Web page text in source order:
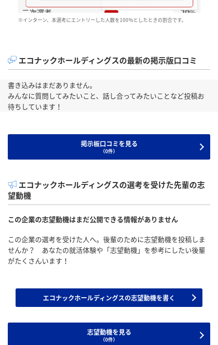
※インターン、本選考にエントリーした人数を100％としたときの割合です。
エコナックホールディングスの最新の掲示版口コミ
書き込みはまだありません。
みんなに質問してみたいこと、話し合ってみたいことなど投稿お
待ちしています！
掲示板口コミを見る
（0件）
エコナックホールディングスの選考を受けた先輩の志
望動機
この企業の志望動機はまだ公開できる情報がありません
この企業の選考を受けた人へ。後輩のために志望動機を投稿しま
せんか？ あなたの就活体験や「志望動機」を参考にしたい後輩
がたくさんいます！
エコナックホールディングスの志望動機を書く
志望動機を見る
（0件）